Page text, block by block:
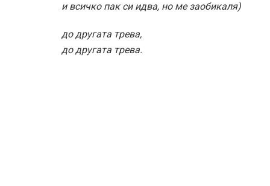
и всичко пак си идва, но ме заобикаля)
до другата трева,
до другата трева.